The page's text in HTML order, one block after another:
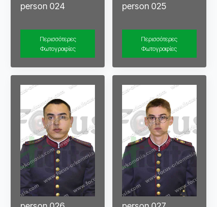
person 024
Περισσότερες
Φωτογραφίες
person 025
Περισσότερες
Φωτογραφίες